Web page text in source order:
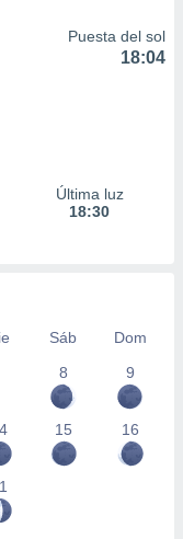
Puesta del sol
18:04
Última luz
18:30
Sáb
Dom
8
9
15 16